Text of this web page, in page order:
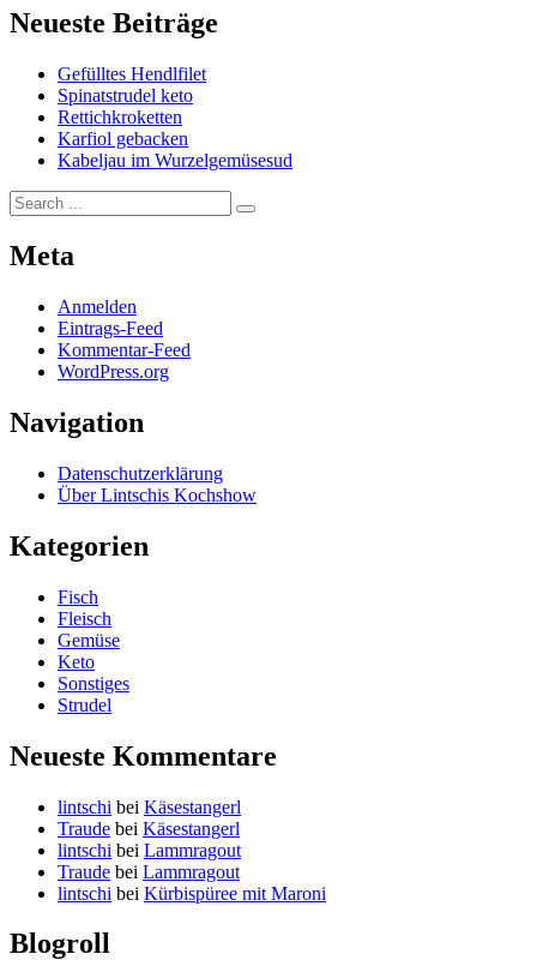
Neueste Beiträge
Gefülltes Hendlfilet
Spinatstrudel keto
Rettichkroketten
Karfiol gebacken
Kabeljau im Wurzelgemüsesud
Search
for:
Meta
Anmelden
Eintrags-Feed
Kommentar-Feed
WordPress.org
Navigation
Datenschutzerklärung
Über Lintschis Kochshow
Kategorien
Fisch
Fleisch
Gemüse
Keto
Sonstiges
Strudel
Neueste Kommentare
lintschi bei Käsestangerl
Traude bei Käsestangerl
lintschi bei Lammragout
Traude bei Lammragout
lintschi bei Kürbispüree mit Maroni
Blogroll